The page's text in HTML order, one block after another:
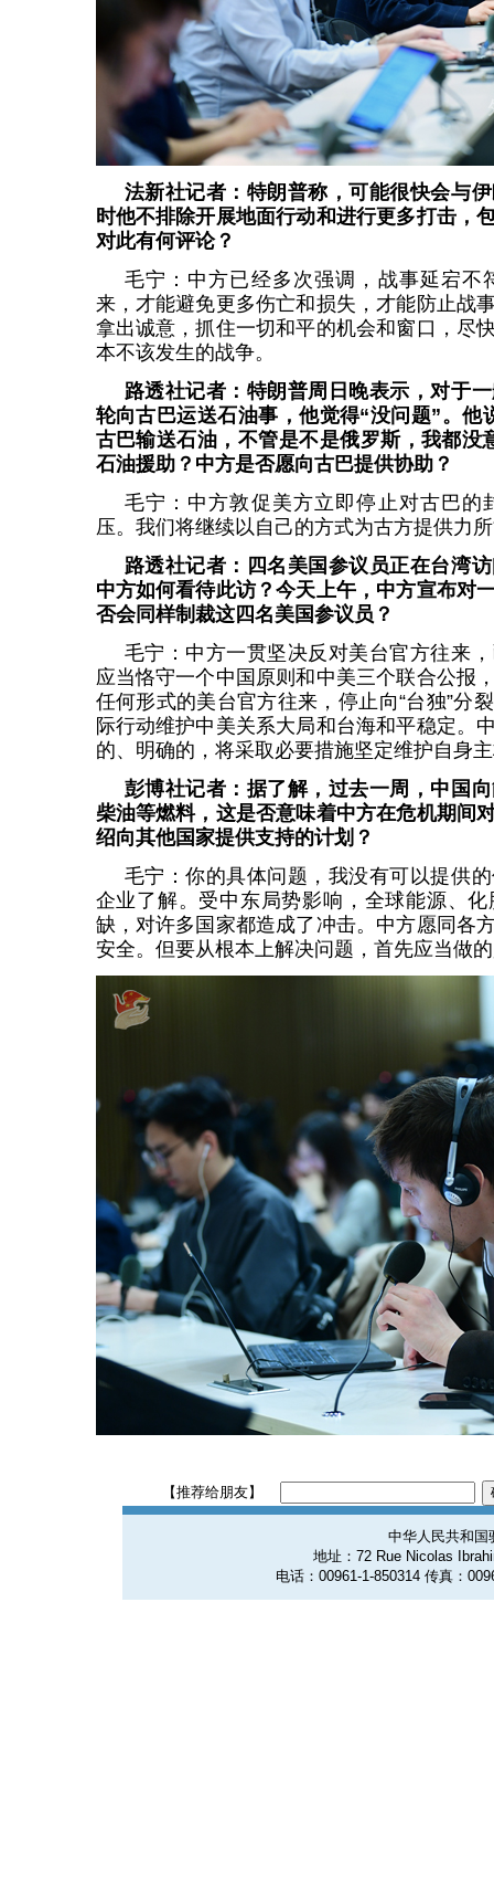
法新社记者：特朗普称，可能很快会与
时他不排除开展地面行动和进行更多打击，
对此有何评论？
毛宁：中方已经多次强调，战事延宕不
来，才能避免更多伤亡和损失，才能防止战
拿出诚意，抓住一切和平的机会和窗口，尽
本不该发生的战争。
路透社记者：特朗普周日晚表示，对于
轮向古巴运送石油事，他觉得“没问题”。他
古巴输送石油，不管是不是俄罗斯，我都没
石油援助？中方是否愿向古巴提供协助？
毛宁：中方敦促美方立即停止对古巴的
压。我们将继续以自己的方式为古方提供力
路透社记者：四名美国参议员正在台湾
中方如何看待此访？今天上午，中方宣布对
否会同样制裁这四名美国参议员？
毛宁：中方一贯坚决反对美台官方往来
应当恪守一个中国原则和中美三个联合公报
任何形式的美台官方往来，停止向“台独”分
际行动维护中美关系大局和台海和平稳定。
的、明确的，将采取必要措施坚定维护自身
彭博社记者：据了解，过去一周，中国
柴油等燃料，这是否意味着中方在危机期间
绍向其他国家提供支持的计划？
毛宁：你的具体问题，我没有可以提供
企业了解。受中东局势影响，全球能源、
缺，对许多国家都造成了冲击。中方愿同各
安全。但要从根本上解决问题，首先应当做
【推荐给朋友】
中华人民共和国
地址：72 Rue Nicolas
电话：00961-1-850314 传真：